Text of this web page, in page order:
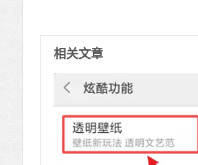
相关文章